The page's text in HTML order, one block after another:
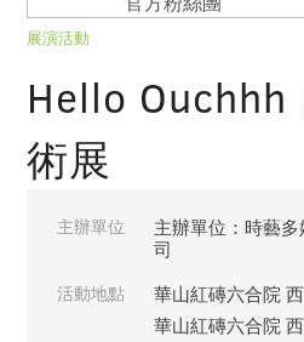
展演活動
Hello Ouchhh
術展
主辦單位
主辦單位：時藝
司
活動地點
華山紅磚六合院
華山紅磚六合院